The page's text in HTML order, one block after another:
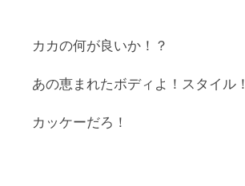
カカの何が良いか！？
あの恵まれたボディよ！スタイル！
カッケーだろ！